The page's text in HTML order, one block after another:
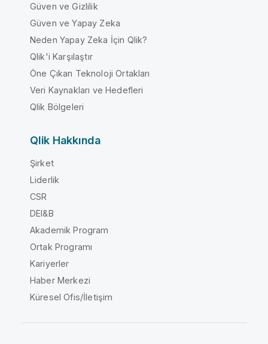
Güven ve Gizlilik
Güven ve Yapay Zeka
Neden Yapay Zeka İçin Qlik?
Qlik'i Karşılaştır
Öne Çıkan Teknoloji Ortakları
Veri Kaynakları ve Hedefleri
Qlik Bölgeleri
Qlik Hakkında
Şirket
Liderlik
CSR
DEI&B
Akademik Program
Ortak Programı
Kariyerler
Haber Merkezi
Küresel Ofis/İletişim